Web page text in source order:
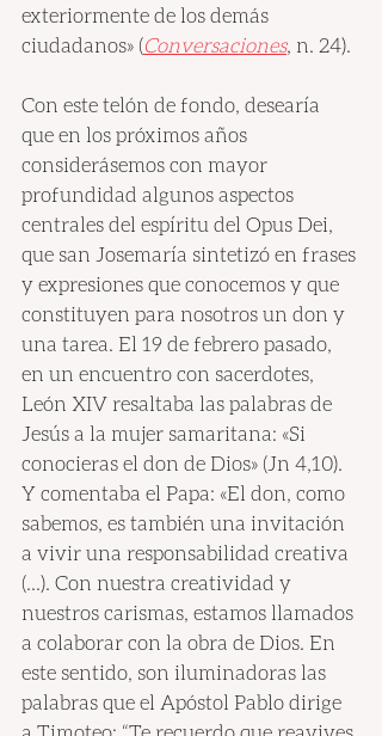
exteriormente de los demás
ciudadanos» (Conversaciones, n. 24).
Con este telón de fondo, desearía
que en los próximos años
considerásemos con mayor
profundidad algunos aspectos
centrales del espíritu del Opus Dei,
que san Josemaría sintetizó en frases
y expresiones que conocemos y que
constituyen para nosotros un don y
una tarea. El 19 de febrero pasado,
en un encuentro con sacerdotes,
León XIV resaltaba las palabras de
Jesús a la mujer samaritana: «Si
conocieras el don de Dios» (Jn 4,10).
Y comentaba el Papa: «El don, como
sabemos, es también una invitación
a vivir una responsabilidad creativa
(...). Con nuestra creatividad y
nuestros carismas, estamos llamados
a colaborar con la obra de Dios. En
este sentido, son iluminadoras las
palabras que el Apóstol Pablo dirige